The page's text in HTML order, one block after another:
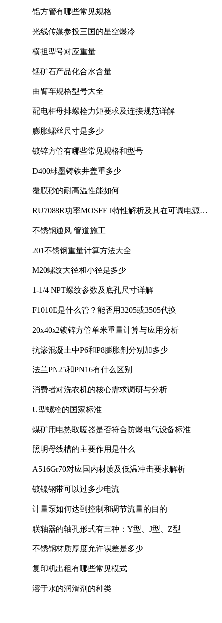
铝方管有哪些常见规格
光线传媒参投三国的星空爆冷
横担型号对应重量
锰矿石产品化合水含量
曲臂车规格型号大全
配电柜母排螺栓力矩要求及连接规范详解
膨胀螺丝尺寸是多少
镀锌方管有哪些常见规格和型号
D400球墨铸铁井盖重多少
覆膜砂的耐高温性能如何
RU7088R功率MOSFET特性解析及其在可调电源设
不锈钢通风 管道施工
201不锈钢重量计算方法大全
M20螺纹大径和小径是多少
1-1/4 NPT螺纹参数及底孔尺寸详解
F1010E是什么管？能否用3205或3505代换
20x40x2镀锌方管单米重量计算与应用分析
抗渗混凝土中P6和P8膨胀剂分别加多少
法兰PN25和PN16有什么区别
消费者对洗衣机的核心需求调研与分析
U型螺栓的国家标准
煤矿用电热取暖器是否符合防爆电气设备标准
照明母线槽的主要作用是什么
A516Gr70对应国内材质及低温冲击要求解析
镀镍钢带可以过多少电流
计量泵如何达到控制和调节流量的目的
联轴器的轴孔形式有三种：Y型、J型、Z型
不锈钢材质厚度允许误差是多少
复印机出租有哪些常见模式
溶于水的润滑剂的种类